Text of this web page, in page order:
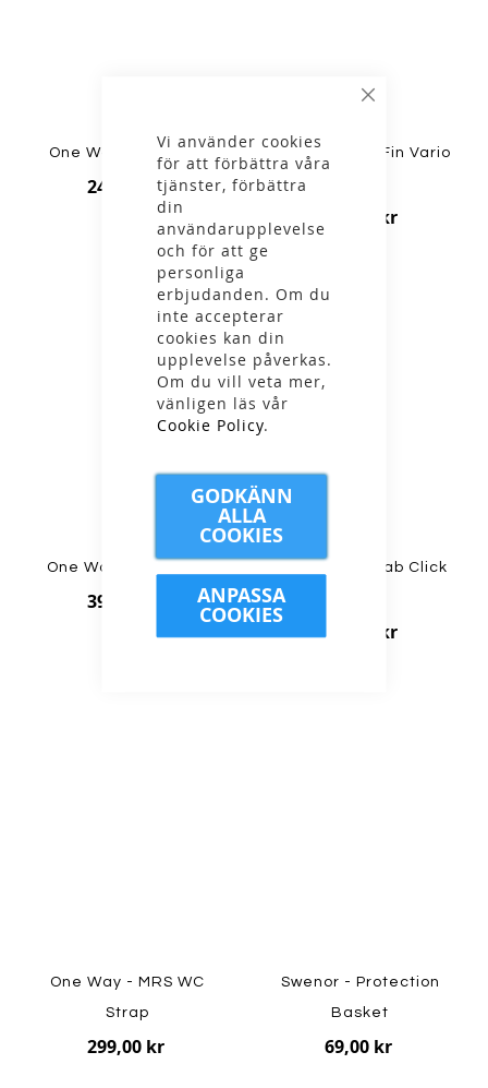
Vi använder cookies
för att förbättra våra
tjänster, förbättra
din
användarupplevelse
och för att ge
personliga
erbjudanden. Om du
inte accepterar
cookies kan din
upplevelse påverkas.
Om du vill veta mer,
vänligen läs vår
Cookie Policy.
GODKÄNN
ALLA
COOKIES
ANPASSA
COOKIES
One Way - Rollertip
249,00 kr
Leki - Basket Fin Vario
599,00 kr
One Way - MRS Grip
399,00 kr
Salomon - S/Lab Click
299,00 kr
One Way - MRS WC
Strap
299,00 kr
Swenor - Protection
Basket
69,00 kr